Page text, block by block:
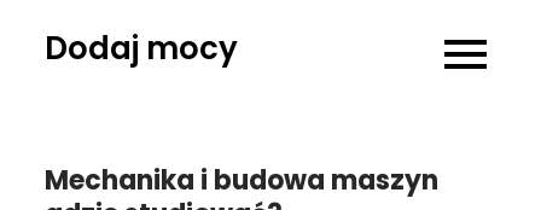
Dodaj mocy
Mechanika i budowa maszyn